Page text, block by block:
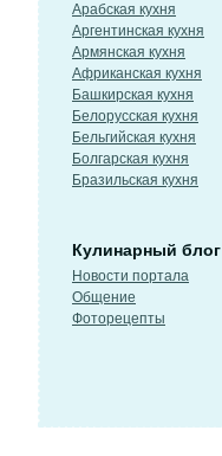
Арабская кухня
Аргентинская кухня
Армянская кухня
Африканская кухня
Башкирская кухня
Белорусская кухня
Бельгийская кухня
Болгарская кухня
Бразильская кухня
Кулинарный блог
Новости портала
Общение
Фоторецепты